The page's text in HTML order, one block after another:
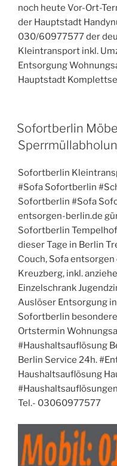
noch heute Vor-Ort-
der Hauptstadt
030/60977577 der
Kleintransport inkl.
Entsorgung
Hauptstadt
VERÖFFENTLICHT
AM
Sofortberlin
Sofortberlin
#Sofa Sofortberlin
Sofortberlin #Sofa
entsorgen-berlin.de
Sofortberlin
dieser Tage in Berlin
Couch, Sofa
Kreuzberg, inkl.
Einzelschrank
Auslöser Entsorgung
Sofortberlin
Ortstermin
#Haushaltsauflösung
Berlin Service 24h.
Haushaltsauflösung
Tel.- 03060977577